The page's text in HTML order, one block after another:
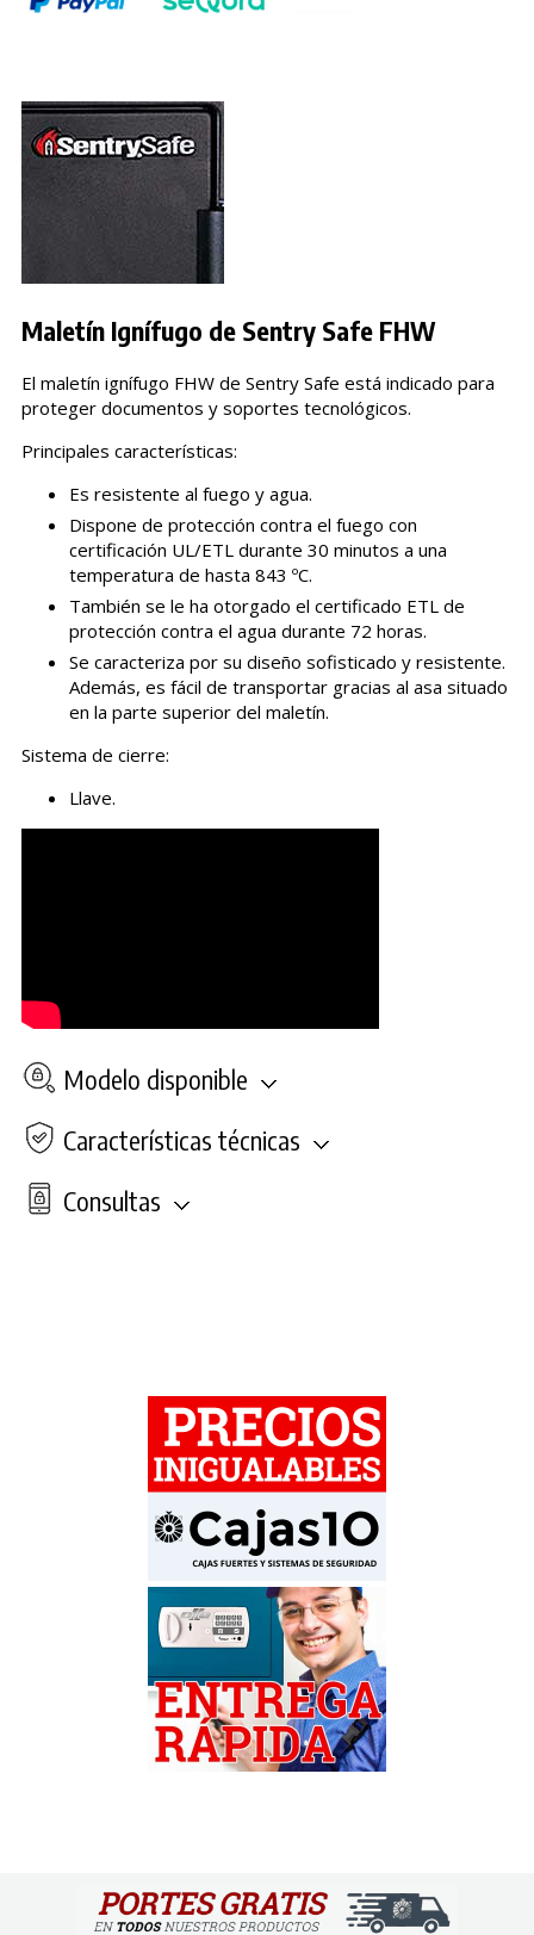
Maletín Ignífugo de Sentry Safe FHW
El maletín ignífugo FHW de Sentry Safe está indicado para
proteger documentos y soportes tecnológicos.
Principales características:
Es resistente al fuego y agua.
Dispone de protección contra el fuego con
certificación UL/ETL durante 30 minutos a una
temperatura de hasta 843 ºC.
También se le ha otorgado el certificado ETL de
protección contra el agua durante 72 horas.
Se caracteriza por su diseño sofisticado y resistente.
Además, es fácil de transportar gracias al asa situado
en la parte superior del maletín.
Sistema de cierre:
Llave.
Modelo disponible
Características técnicas
Consultas